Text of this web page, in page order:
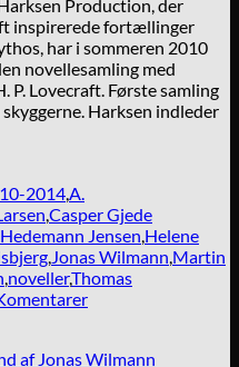
Production, der
inspirerede fortællinger
har i sommeren 2010
novellesamling med
P. Lovecraft. Første samling
Harksen indleder
2014,A.
,Casper Gjede
Jensen,Helene
,Jonas Wilmann,Martin
,noveller,Thomas
af Jonas Wilmann